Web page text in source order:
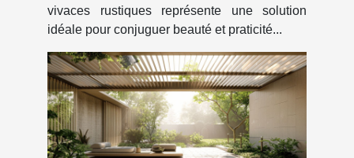
vivaces rustiques représente une solution
idéale pour conjuguer beauté et praticité...